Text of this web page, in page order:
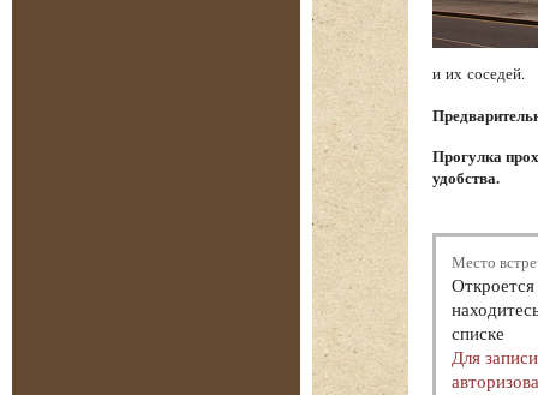
и их соседей.
Прогулка
удобства.
Место
списке
Для